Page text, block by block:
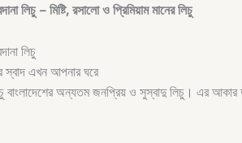
লিচু – মিষ্টি, রসালো ও প্রিমিয়াম মানের লিচু
লিচু
স্বাদ এখন আপনার ঘরে
বাংলাদেশের অন্যতম জনপ্রিয় ও সুস্বাদু লিচু। এর